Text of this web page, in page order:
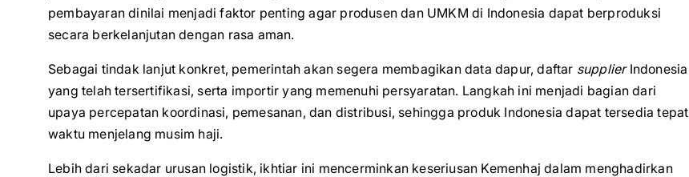
pembayaran dinilai menjadi faktor penting agar produsen dan UMKM di Indonesia dapat berproduksi
secara berkelanjutan dengan rasa aman.
Sebagai tindak lanjut konkret, pemerintah akan segera membagikan data dapur, daftar supplierIndonesia
yang telah tersertifikasi, serta importir yang memenuhi persyaratan. Langkah ini menjadi bagian dari
upaya percepatan koordinasi, pemesanan, dan distribusi, sehingga produk Indonesia dapat tersedia tepat
waktu menjelang musim haji.
Lebih dari sekadar urusan logistik, ikhtiar ini mencerminkan keseriusan Kemenhaj dalam menghadirkan